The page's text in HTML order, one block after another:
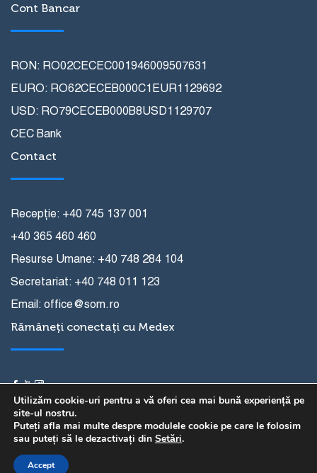
Cont Bancar
RON: RO02CECEC001946009507631
EURO: RO62CECEB000C1EUR1129692
USD: RO79CECEB000B8USD1129707
CEC Bank
Contact
Recepție: +40 745 137 001
+40 365 460 460
Resurse Umane: +40 748 284 104
Secretariat: +40 748 011 123
Email: office@som.ro
Rămâneți conectați cu Medex
Copyright © Fundația pentru Spitalul Oncologic
Utilizăm cookie-uri pentru a vă oferi cea mai bună experiență pe
site-ul nostru.
Puteți afla mai multe despre modulele cookie pe care le folosim
sau puteți să le dezactivați din Setări.
Accept